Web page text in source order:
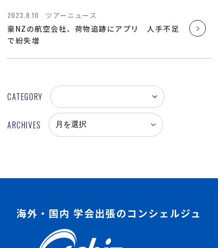
2023.8.10 ツアーニュース
豪NZの航空会社、荷物追跡にアプリ 人手不足
で紛失増
CATEGORY
ARCHIVES
海外・国内 学会出張のコンシェルジュ